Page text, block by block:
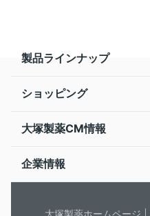
製品ラインナップ
ショッピング
大塚製薬CM情報
企業情報